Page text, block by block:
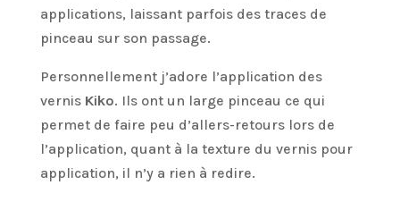
applications, laissant parfois des traces de
pinceau sur son passage.
Personnellement j’adore l’application des
vernis Kiko. Ils ont un large pinceau ce qui
permet de faire peu d’allers-retours lors de
l’application, quant à la texture du vernis pour
application, il n’y a rien à redire.